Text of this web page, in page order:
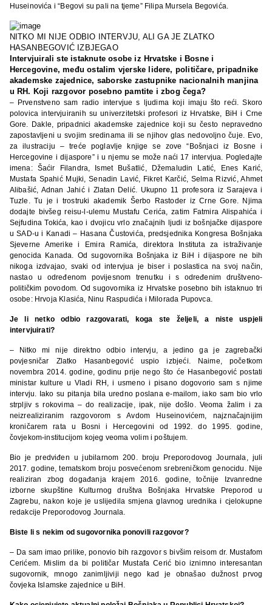
Huseinovića i “Begovi su pali na tjeme” Filipa Mursela Begovića.
NITKO MI NIJE ODBIO INTERVJU, ALI GA JE ZLATKO
HASANBEGOVIĆ IZBJEGAO
Intervjuirali ste istaknute osobe iz Hrvatske i Bosne i
Hercegovine, među ostalim vjerske lidere, političare, pripadnike
akademske zajednice, saborske zastupnike nacionalnih manjina
u RH. Koji razgovor posebno pamtite i zbog čega?
– Prvenstveno sam radio intervjue s ljudima koji imaju što reći. Skoro
polovica intervjuiranih su univerzitetski profesori iz Hrvatske, BiH i Crne
Gore. Dakle, pripadnici akademske zajednice koji su često nepravedno
zapostavljeni u svojim sredinama ili se njihov glas nedovoljno čuje. Evo,
za ilustraciju – treće poglavlje knjige se zove “Bošnjaci iz Bosne i
Hercegovine i dijaspore” i u njemu se može naći 17 intervjua. Pogledajte
imena: Šaćir Filandra, Ismet Bušatlić, Džemaludin Latić, Enes Karić,
Mustafa Spahić Mujki, Senadin Lavić, Fikret Karčić, Selma Rizvić, Ahmet
Alibašić, Adnan Jahić i Zlatan Delić. Ukupno 11 profesora iz Sarajeva i
Tuzle. Tu je i trostruki akademik Šerbo Rastoder iz Crne Gore. Njima
dodajte bivšeg reisu-l-ulemu Mustafu Cerića, zatim Fatmira Alispahića i
Sejfudina Tokića, kao i dvojicu vrlo značajnih ljudi iz bošnjačke dijaspore
u SAD-u i Kanadi – Hasana Čustovića, predsjednika Kongresa Bošnjaka
Sjeverne Amerike i Emira Ramića, direktora Instituta za istraživanje
genocida Kanada. Od sugovornika Bošnjaka iz BiH i dijaspore ne bih
nikoga izdvajao, svaki od intervjua je biser i poslastica na svoj način,
nastao u određenom povijesnom trenutku i s određenim društveno-
političkim povodom. Od sugovornika iz Hrvatske posebno bih istaknuo tri
osobe: Hrvoja Klasića, Ninu Raspudića i Milorada Pupovca.
Je li netko odbio razgovarati, koga ste željeli, a niste uspjeli
intervjuirati?
– Nitko mi nije direktno odbio intervju, a jedino ga je zagrebački
povjesničar Zlatko Hasanbegović uspio izbjeći. Naime, početkom
novembra 2014. godine, godinu prije nego što će Hasanbegović postati
ministar kulture u Vladi RH, i usmeno i pisano dogovorio sam s njime
intervju. Iako su pitanja bila uredno poslana e-mailom, iako sam bio vrlo
strpljiv s rokovima – do realizacije, ipak, nije došlo. Veoma žalim i za
neizrealiziranim razgovorom s Avdom Huseinovićem, najznačajnijim
kroničarem rata u Bosni i Hercegovini od 1992. do 1995. godine,
čovjekom-institucijom kojeg veoma volim i poštujem.
Bio je predviđen u jubilarnom 200. broju Preporodovog Journala, juli
2017. godine, tematskom broju posvećenom srebreničkom genocidu. Nije
realiziran zbog događanja krajem 2016. godine, točnije Izvanredne
izborne skupštine Kulturnog društva Bošnjaka Hrvatske Preporod u
Zagrebu, nakon koje je uslijedila smjena glavnog urednika i cjelokupne
redakcije Preporodovog Journala.
Biste li s nekim od sugovornika ponovili razgovor?
– Da sam imao prilike, ponovio bih razgovor s bivšim reisom dr. Mustafom
Cerićem. Mislim da bi političar Mustafa Cerić bio iznimno interesantan
sugovornik, mnogo zanimljiviji nego kad je obnašao dužnost prvog
čovjeka Islamske zajednice u BiH.